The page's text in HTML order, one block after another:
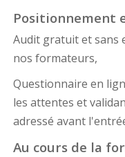
Positionnement
Audit gratuit et sans
nos formateurs,
Questionnaire en
les attentes et
adressé avant
Au cours de la